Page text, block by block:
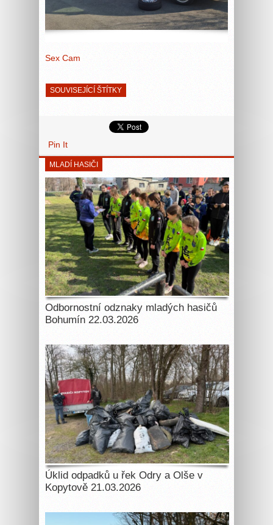
Sex Cam
SOUVISEJÍCÍ ŠTÍTKY
Pin It
MLADÍ HASIČI
Odbornostní odznaky mladých hasičů
Bohumín 22.03.2026
Úklid odpadků u řek Odry a Olše v
Kopytově 21.03.2026